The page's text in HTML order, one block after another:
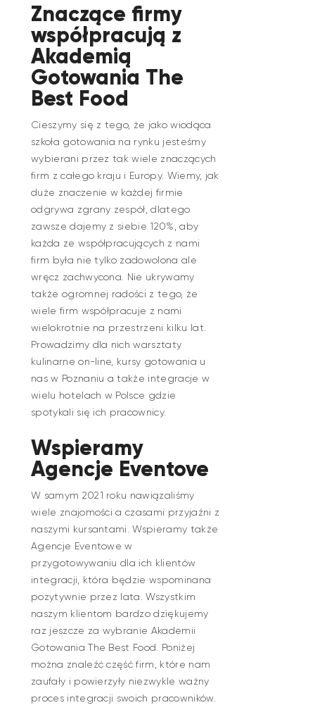
Znaczące firmy
współpracują z
Akademią
Gotowania The
Best Food
Cieszymy się z tego, że jako wiodąca
szkoła gotowania na rynku jesteśmy
wybierani przez tak wiele znaczących
firm z całego kraju i Europy. Wiemy, jak
duże znaczenie w każdej firmie
odgrywa zgrany zespół, dlatego
zawsze dajemy z siebie 120%, aby
każda ze współpracujących z nami
firm była nie tylko zadowolona ale
wręcz zachwycona. Nie ukrywamy
także ogromnej radości z tego, że
wiele firm współpracuje z nami
wielokrotnie na przestrzeni kilku lat.
Prowadzimy dla nich warsztaty
kulinarne on-line, kursy gotowania u
nas w Poznaniu a także integracje w
wielu hotelach w Polsce gdzie
spotykali się ich pracownicy.
Wspieramy
Agencje Eventove
W samym 2021 roku nawiązaliśmy
wiele znajomości a czasami przyjaźni z
naszymi kursantami. Wspieramy także
Agencje Eventowe w
przygotowywaniu dla ich klientów
integracji, która będzie wspominana
pozytywnie przez lata. Wszystkim
naszym klientom bardzo dziękujemy
raz jeszcze za wybranie Akademii
Gotowania The Best Food. Poniżej
można znaleźć część firm, które nam
zaufały i powierzyły niezwykle ważny
proces integracji swoich pracowników.